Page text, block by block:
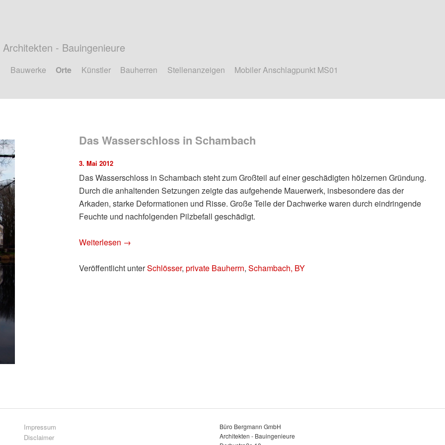
Architekten - Bauingenieure
Bauwerke Orte Künstler Bauherren Stellenanzeigen Mobiler Anschlagpunkt MS01
Das Wasserschloss in Schambach
3. Mai 2012
Das Wasserschloss in Schambach steht zum Großteil auf einer geschädigten hölzernen Gründung.
Durch die anhaltenden Setzungen zeigte das aufgehende Mauerwerk, insbesondere das der
Arkaden, starke Deformationen und Risse. Große Teile der Dachwerke waren durch eindringende
Feuchte und nachfolgenden Pilzbefall geschädigt.
Weiterlesen →
Veröffentlicht unterSchlösser,private Bauherrn,Schambach, BY
Impressum
Disclaimer
Büro Bergmann GmbH
Architekten - Bauingenieure